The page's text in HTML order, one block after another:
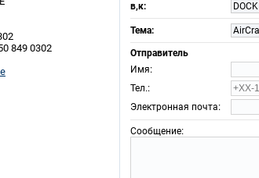
849 0302
в,к:
Тема:
Отправитель
Имя:
Тел.:
Электронная почта:
Сообщение: